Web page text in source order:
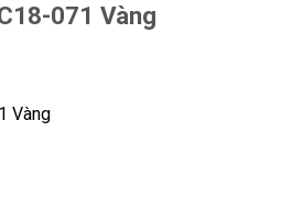
071 Vàng
Vàng